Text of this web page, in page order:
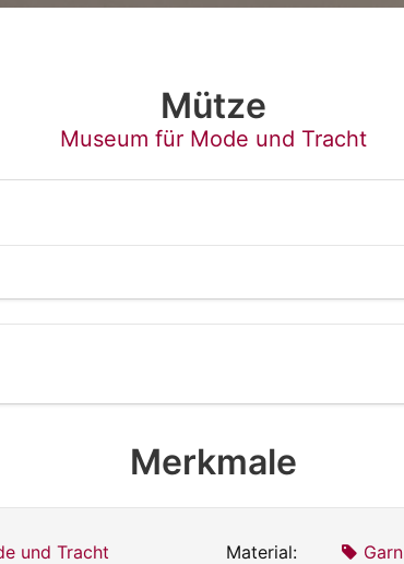
Mütze
Museum für Mode und Tracht
Merkmale
und Tracht Material: Garn